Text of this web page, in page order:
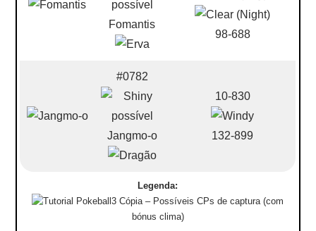
Fomantis
98-688
#0782
Jangmo-o
10-830
132-899
Legenda:
– Possíveis CPs de captura (com
bónus clima)